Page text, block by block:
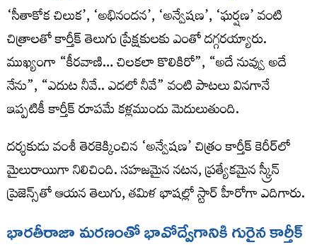
‘సీతాకోక చిలుక’, ‘అభినందన’, ‘అన్వేషణ’, ‘ఘర్షణ’ వంటి
చిత్రాలతో కార్తీక్ తెలుగు ప్రేక్షకులకు ఎంతో దగ్గరయ్యారు.
ముఖ్యంగా “కీరవాణి… చిలకలా కొలికిరో”, “అదే నువ్వు అదే
నేను”, “ఎదుట నీవే.. ఎదలో నీవే” వంటి పాటలు వినగానే
ఇప్పటికీ కార్తీక్ రూపమే కళ్లముందు మెదులుతుంది.
దర్శకుడు వంశీ తెరకెక్కించిన ‘అన్వేషణ’ చిత్రం కార్తీక్ కెరీర్‌లో
మైలురాయిగా నిలిచింది. సహజమైన నటన, ప్రత్యేకమైన స్క్రీన్
ప్రెజెన్స్‌తో ఆయన తెలుగు, తమిళ భాషల్లో స్టార్ హీరోగా ఎదిగారు.
భారతీరాజా మరణంతో భావోద్వేగానికి గురైన కార్తీక్